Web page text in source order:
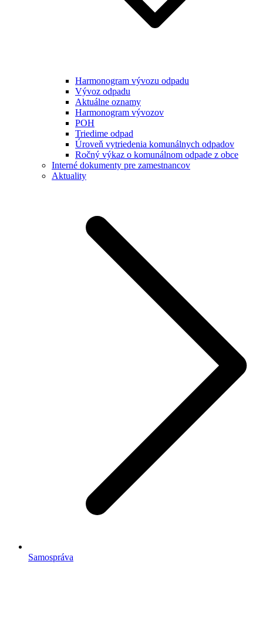
Harmonogram vývozu odpadu
Vývoz odpadu
Aktuálne oznamy
Harmonogram vývozov
POH
Triedime odpad
Úroveň vytriedenia komunálnych odpadov
Ročný výkaz o komunálnom odpade z obce
Interné dokumenty pre zamestnancov
Aktuality
Samospráva